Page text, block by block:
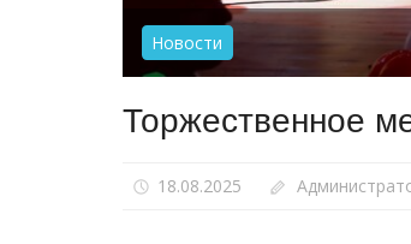
Новости
Торжественное
18.08.2025